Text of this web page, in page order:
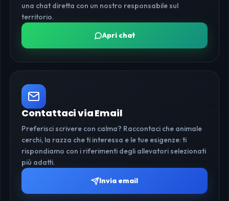
una chat diretta con un nostro responsabile sul
territorio.
Apri chat
Contattaci via Email
Preferisci scrivere con calma? Raccontaci che animale
cerchi, la razza che ti interessa e le tue esigenze: ti
rispondiamo con i riferimenti degli allevatori selezionati
più adatti.
Invia email